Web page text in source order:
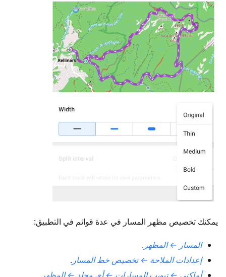
يمكنك تخصيص مظهر المسار في عدة قوائم في التطبيق:
المسار ← المظهر .
إعدادات الملاحة ← تخصيص خط المسار .
أماكني ← تبويب المسارات ← أي مجلد ← المظهر